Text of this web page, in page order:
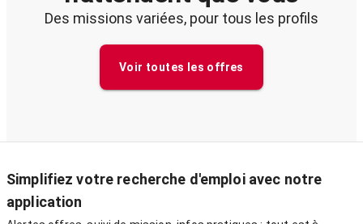
Des missions variées, pour tous les profils
Voir toutes les offres
Simplifiez votre recherche d'emploi avec notre
application